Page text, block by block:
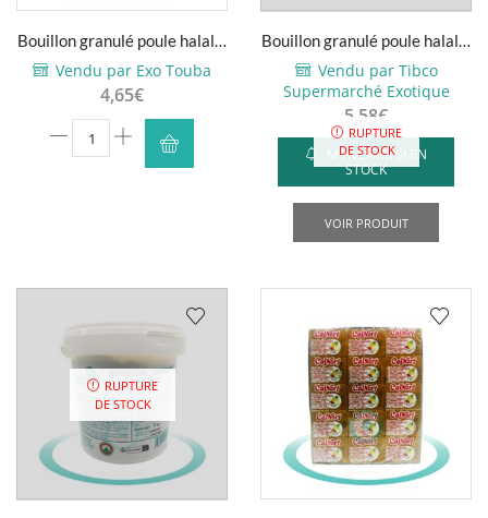
du
Bouillon granulé poule halal –
1kg
Vendu par Exo Touba
4,65€
quantité
de
-
Bouillon granulé poule halal –
Légumor – 1kg
Vendu par Tibco
Supermarché Exotique
5,58€
RUPTURE
DE STOCK
M'AVERTIR SI EN
STOCK
VOIR PRODUIT
RUPTURE
DE STOCK